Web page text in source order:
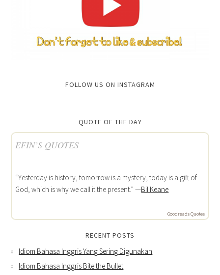
FOLLOW US ON INSTAGRAM
QUOTE OF THE DAY
EFIN’S QUOTES
“Yesterday is history, tomorrow is a mystery, today is a gift of
God, which is why we call it the present.” —Bil Keane
Goodreads Quotes
RECENT POSTS
Idiom Bahasa Inggris Yang Sering Digunakan
Idiom Bahasa Inggris Bite the Bullet